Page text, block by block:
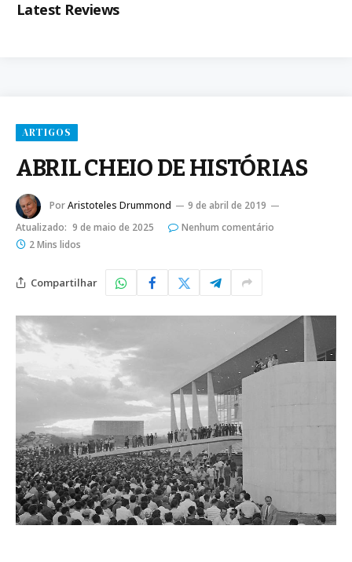
Latest Reviews
ARTIGOS
ABRIL CHEIO DE HISTÓRIAS
PorAristoteles Drummond
9 de abril de 2019
Atualizado: 9 de maio de 2025
Nenhum comentário
2 Mins lidos
Compartilhar